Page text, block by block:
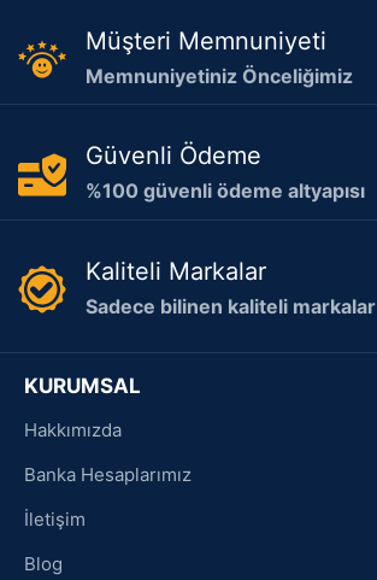
Müşteri Memnuniyeti
Memnuniyetiniz Önceliğimiz
Güvenli Ödeme
%100 güvenli ödeme altyapısı
Kaliteli Markalar
Sadece bilinen kaliteli markalar
KURUMSAL
Hakkımızda
Banka Hesaplarımız
İletişim
Blog